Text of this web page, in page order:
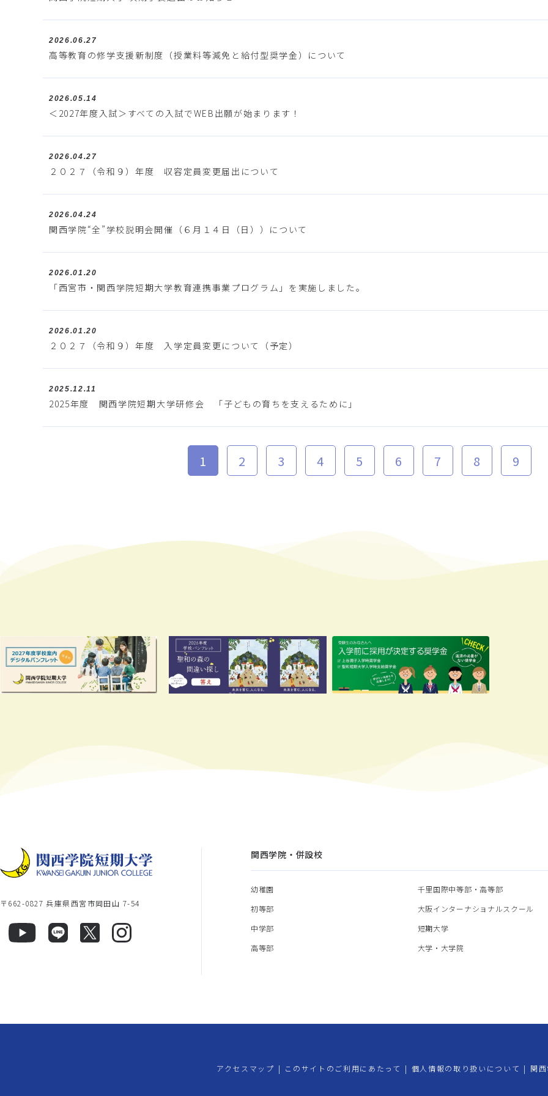
2026.06.27
高等教育の修学支援新制度（授業料等減免と給付型奨学金）について
2026.05.14
＜2027年度入試＞すべての入試でWEB出願が始まります！
2026.04.27
２０２７（令和９）年度 収容定員変更届出について
2026.04.24
関西学院“全”学校説明会開催（６月１４日（日））について
2026.01.20
「西宮市・関西学院短期大学教育連携事業プログラム」を実施しました。
2026.01.20
２０２７（令和９）年度 入学定員変更について（予定）
2025.12.11
2025年度 関西学院短期大学研修会 「子どもの育ちを支えるために」
1 2 3 4 5 6 7 8 9
〒662-0827 兵庫県西宮市岡田山 7-54
関西学院・併設校
幼稚園
初等部
中学部
高等部
千里国際中等部・高等部
大阪インターナショナルスクール
短期大学
大学・大学院
アクセスマップ | このサイトのご利用にあたって | 個人情報の取り扱いについて | 関